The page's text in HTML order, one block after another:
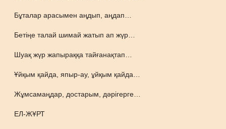
Бұталар арасымен аңдып, аңдап…
Бетіңе талай шимай жатып ап жүр…
Шуақ жүр жапыраққа тайғанақтап…
Ұйқым қайда, япыр-ау, ұйқым қайда…
Жұмсамаңдар, достарым, дәрігерге…
ЕЛ-ЖҰРТ